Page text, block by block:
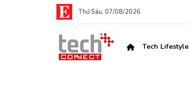
Thứ Sáu, 07/08/2026
Tech Lifestyle